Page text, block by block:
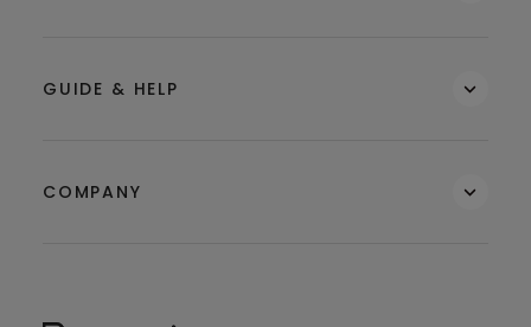
GUIDE & HELP
COMPANY